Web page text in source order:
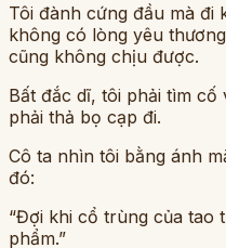
Tôi đành cứng đầu mà đi
không có lòng yêu
cũng không chịu được.
Bất đắc dĩ, tôi phải tìm
phải thả bọ cạp đi.
Cô ta nhìn tôi bằng ánh
đó:
“Đợi khi cổ trùng của tao
phẩm.”